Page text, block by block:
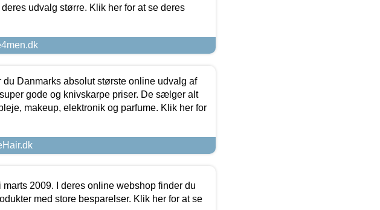
udvalg større. Klik her for at se deres
du Danmarks absolut største online udvalg af
gode og knivskarpe priser. De sælger alt
makeup, elektronik og parfume. Klik her for
marts 2009. I deres online webshop finder du
med store besparelser. Klik her for at se